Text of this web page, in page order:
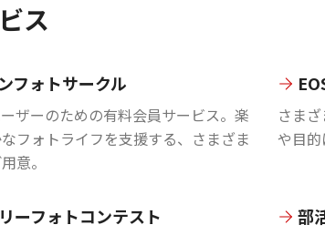
ス
フォトサークル
ザーのための有料会員サービス。楽
フォトライフを支援する、さまざま
意。
さま
や目的
ーフォトコンテスト 部